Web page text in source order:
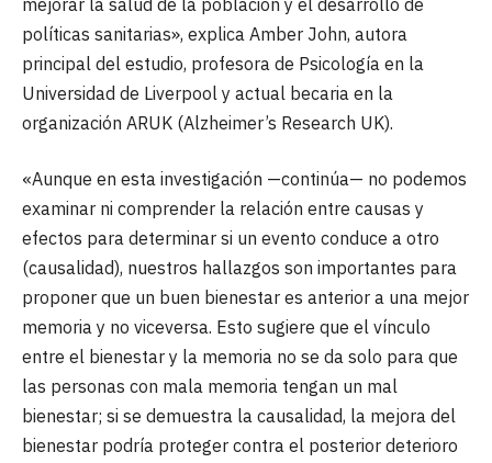
políticas sanitarias», explica Amber John, autora
principal del estudio, profesora de Psicología en la
Universidad de Liverpool y actual becaria en la
organización ARUK (Alzheimer’s Research UK).
«Aunque en esta investigación —continúa— no podemos
examinar ni comprender la relación entre causas y
efectos para determinar si un evento conduce a otro
(causalidad), nuestros hallazgos son importantes para
proponer que un buen bienestar es anterior a una mejor
memoria y no viceversa. Esto sugiere que el vínculo
entre el bienestar y la memoria no se da solo para que
las personas con mala memoria tengan un mal
bienestar; si se demuestra la causalidad, la mejora del
bienestar podría proteger contra el posterior deterioro